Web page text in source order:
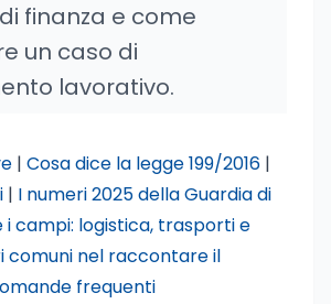
finanza e come
un caso di
lavorativo.
| Cosa dice la legge 199/2016 |
| I numeri 2025 della Guardia di
i campi: logistica, trasporti e
comuni nel raccontare il
frequenti